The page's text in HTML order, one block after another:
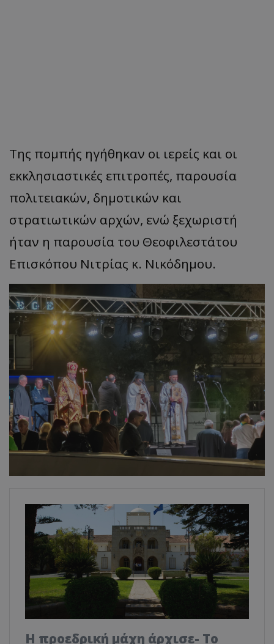
Της πομπής ηγήθηκαν οι ιερείς και οι
εκκλησιαστικές επιτροπές, παρουσία
πολιτειακών, δημοτικών και
στρατιωτικών αρχών, ενώ ξεχωριστή
ήταν η παρουσία του Θεοφιλεστάτου
Επισκόπου Νιτρίας κ. Νικόδημου.
Η προεδρική μάχη άρχισε- Το